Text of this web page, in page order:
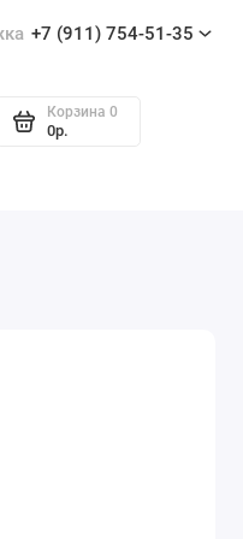
+7 (911) 754-51-35
Корзина 0
0р.